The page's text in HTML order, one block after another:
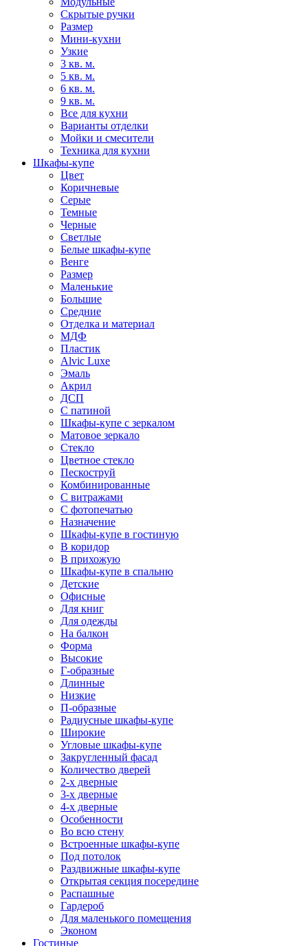
Скрытые ручки
Размер
Мини-кухни
Узкие
3 кв. м.
5 кв. м.
6 кв. м.
9 кв. м.
Все для кухни
Варианты отделки
Мойки и смесители
Техника для кухни
Шкафы-купе
Цвет
Коричневые
Серые
Темные
Черные
Светлые
Белые шкафы-купе
Венге
Размер
Маленькие
Большие
Средние
Отделка и материал
МДФ
Пластик
Alvic Luxe
Эмаль
Акрил
ДСП
С патиной
Шкафы-купе с зеркалом
Матовое зеркало
Стекло
Цветное стекло
Пескоструй
Комбинированные
С витражами
С фотопечатью
Назначение
Шкафы-купе в гостиную
В коридор
В прихожую
Шкафы-купе в спальню
Детские
Офисные
Для книг
Для одежды
На балкон
Форма
Высокие
Г-образные
Длинные
Низкие
П-образные
Радиусные шкафы-купе
Широкие
Угловые шкафы-купе
Закругленный фасад
Количество дверей
2-х дверные
3-х дверные
4-х дверные
Особенности
Во всю стену
Встроенные шкафы-купе
Под потолок
Раздвижные шкафы-купе
Открытая секция посередине
Распашные
Гардероб
Для маленького помещения
Эконом
Гостиные